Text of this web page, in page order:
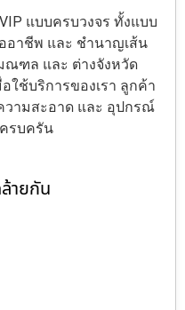
แบบครบวงจร ทั้งแบบ
อาชีพ และ ชำนาญเส้น
ณฑล และ ต่างจังหวัด
ใช้บริการของเรา ลูกค้า
วามสะอาด และ อุปกรณ์
รบครัน
ายกัน